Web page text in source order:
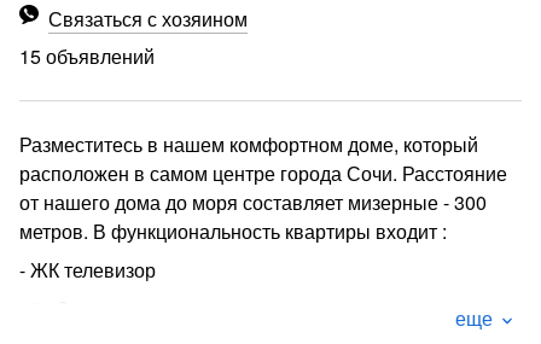
Связаться с хозяином
15 объявлений
Разместитесь в нашем комфортном доме, который
расположен в самом центре города Сочи. Расстояние
от нашего дома до моря составляет мизерные - 300
метров. В функциональность квартиры входит :
- ЖК телевизор
еще